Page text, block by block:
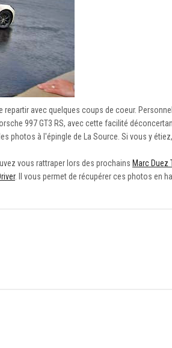
avec quelques coups de coeur.
997 GT3 RS, avec cette facilité
photos à l'épingle de La Source. Si vous y
vous rattraper lors des prochains Marc Duez
. Il vous permet de récupérer ces photos en